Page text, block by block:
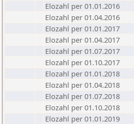
Elozahl per 01.01.2016
Elozahl per 01.04.2016
Elozahl per 01.01.2017
Elozahl per 01.04.2017
Elozahl per 01.07.2017
Elozahl per 01.10.2017
Elozahl per 01.01.2018
Elozahl per 01.04.2018
Elozahl per 01.07.2018
Elozahl per 01.10.2018
Elozahl per 01.01.2019